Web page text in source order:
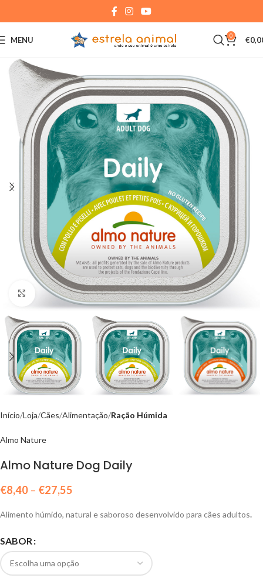
MENU 0 €
Click to enlarge
Início Loja Cães Alimentação Ração Húmida
Almo Nature
Almo Nature Dog Daily
€8,40 – €27,55
Alimento húmido, natural e saboroso desenvolvido para cães adultos.
SABOR